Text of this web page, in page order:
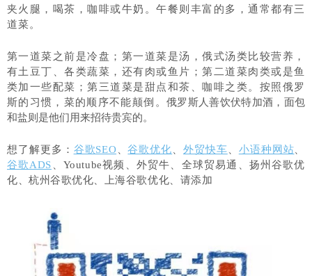
夹火腿，喝茶，咖啡或牛奶。午餐则丰富的多，通常都有三
道菜。
第一道菜之前是冷盘；第一道菜是汤，俄式汤类比较营养，
有土豆丁、各类蔬菜，还有肉或鱼片；第二道菜肉类或是鱼
类加一些配菜；第三道菜是甜点和茶、咖啡之类。按照俄罗
斯的习惯，菜的顺序不能颠倒。 俄罗斯人善饮伏特加酒，面包
和盐则是他们用来招待贵宾的。
想了解更多： 谷歌SEO 、谷歌优化 、外贸快车 小语种网站
谷歌ADS 、Youtube视频、外贸牛、全球贸易通、 扬州谷歌优
化、杭州谷歌优化、上海谷歌优化、请添加